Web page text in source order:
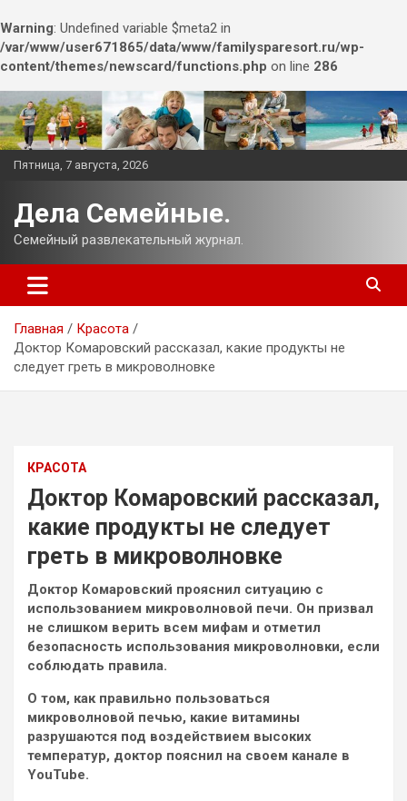
Warning: Undefined variable $meta2 in
/var/www/user671865/data/www/familysparesort.ru/wp-
content/themes/newscard/functions.php on line 286
Перейти
к
содержимому
Пятница, 7 августа, 2026
Дела Семейные.
Семейный развлекательный журнал.
Главная
Красота
Доктор Комаровский рассказал, какие продукты не
следует греть в микроволновке
КРАСОТА
Доктор Комаровский рассказал,
какие продукты не следует
греть в микроволновке
Доктор Комаровский прояснил ситуацию с
использованием микроволновой печи. Он призвал
не слишком верить всем мифам и отметил
безопасность использования микроволновки, если
соблюдать правила.
О том, как правильно пользоваться
микроволновой печью, какие витамины
разрушаются под воздействием высоких
температур, доктор пояснил на своем канале в
YouTube.